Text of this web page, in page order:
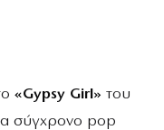
«Gypsy Girl» του
σύγχρονο pop